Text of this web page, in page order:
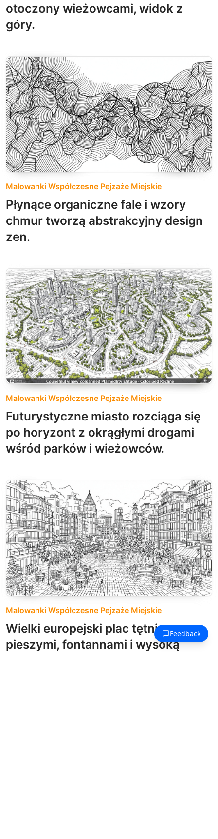
otoczony wieżowcami, widok z
góry.
Malowanki Współczesne Pejzaże Miejskie
Płynące organiczne fale i wzory
chmur tworzą abstrakcyjny design
zen.
Malowanki Współczesne Pejzaże Miejskie
Futurystyczne miasto rozciąga się
po horyzont z okrągłymi drogami
wśród parków i wieżowców.
Malowanki Współczesne Pejzaże Miejskie
Wielki europejski plac tętniący
pieszymi, fontannami i wysoką